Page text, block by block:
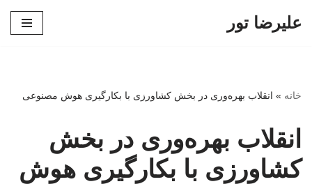
علیرضا تور
خانه » انقلاب بهره‌وری در بخش کشاورزی با بکارگیری هوش مصنوعی
انقلاب بهره‌وری در بخش
کشاورزی با بکارگیری هوش